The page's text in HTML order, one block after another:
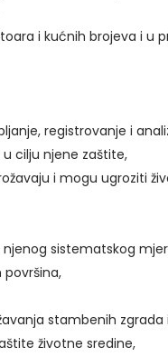
i kućnih brojeva i u
registrovanje i
cilju njene zaštite,
i mogu ugroziti
sistematskog
stambenih
životne sredine,